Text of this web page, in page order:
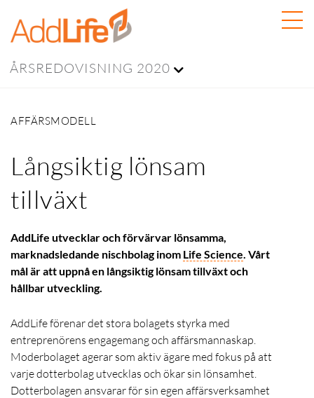
ÅRSREDOVISNING 2020
AFFÄRSMODELL
Långsiktig lönsam
tillväxt
AddLife utvecklar och förvärvar lönsamma,
marknadsledande nischbolag inom Life Science . Vårt
mål är att uppnå en långsiktig lönsam tillväxt och
hållbar utveckling.
AddLife förenar det stora bolagets styrka med
entreprenörens engagemang och affärsmannaskap.
Moderbolaget agerar som aktiv ägare med fokus på att
varje dotterbolag utvecklas och ökar sin lönsamhet.
Dotterbolagen ansvarar för sin egen affärsverksamhet